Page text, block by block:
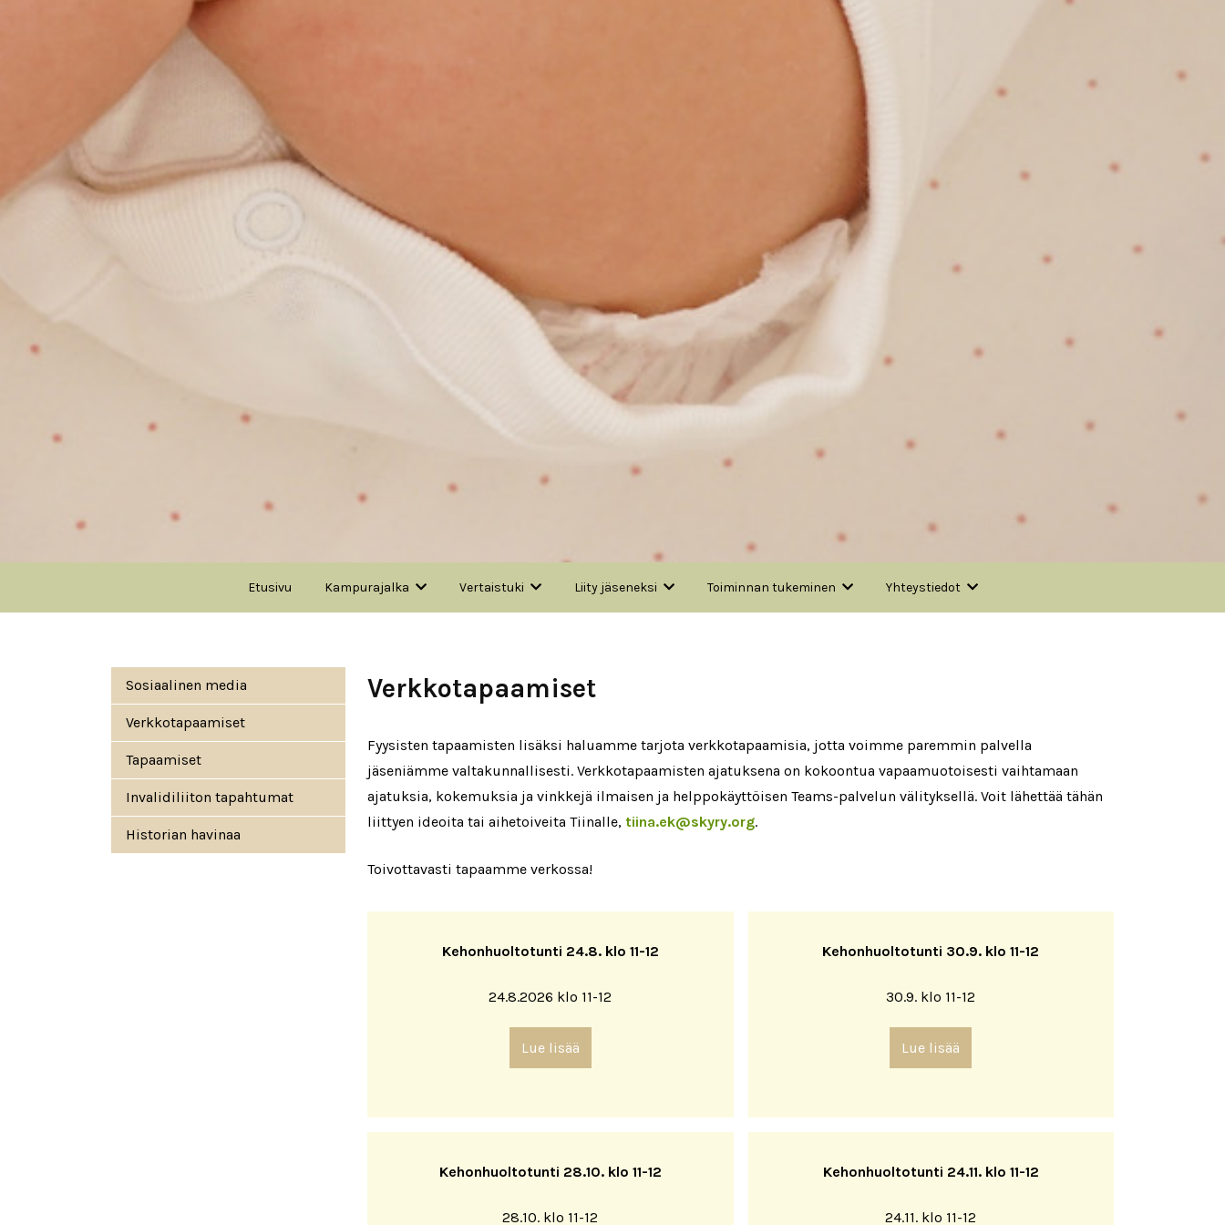
Etusivu Kampurajalka Vertaistuki Liity jäseneksi Toiminnan tukeminen Yhteystiedot
Päävalikko
Sosiaalinen media
Verkkotapaamiset
Tapaamiset
Invalidiliiton tapahtumat
Historian havinaa
Verkkotapaamiset
Fyysisten tapaamisten lisäksi haluamme tarjota verkkotapaamisia, jotta voimme paremmin palvella
jäseniämme valtakunnallisesti. Verkkotapaamisten ajatuksena on kokoontua vapaamuotoisesti vaihtamaan
ajatuksia, kokemuksia ja vinkkejä ilmaisen ja helppokäyttöisen Teams-palvelun välityksellä. Voit lähettää tähän
liittyen ideoita tai aihetoiveita Tiinalle, tiina.ek@skyry.org.
Toivottavasti tapaamme verkossa!
Kehonhuoltotunti 24.8. klo 11-12
24.8.2026 klo 11-12
Lue lisää
Kehonhuoltotunti 30.9. klo 11-12
30.9. klo 11-12
Lue lisää
Kehonhuoltotunti 28.10. klo 11-12
28.10. klo 11-12
Kehonhuoltotunti 24.11. klo 11-12
24.11. klo 11-12